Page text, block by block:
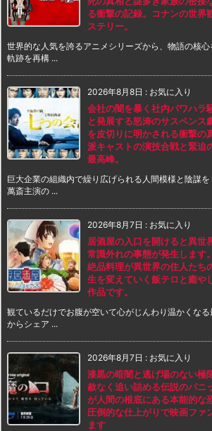
る衝撃の記録。コナンの世界
ステリー。
世界的な人気を誇るアニメシリーズから、物語の核
軌跡を再構 ...
2026年8月8日 : お気に入り
会社の闇を暴く社内パワハラ
と発展する怒涛のサスペンス
を皮切りに明かされる衝撃の
派キャストの演技合戦と緊迫
最高峰。
巨大企業の組織内で繰り広げられる人間模様と陰謀
萬斎主演の ...
2026年8月7日 : お気に入り
居酒屋の入口を開けると異世
常識外れの事態が発生します
絶品料理が異世界の住人たち
生を変えていく飯テロと癒や
作品です。
観ているだけでお腹が空いて心がじんわり温かくな
からシェア ...
2026年8月7日 : お気に入り
漆黒の暗闇と逃げ場のない極
赦なく追い詰める伝説のパニ
が人間の根底にある本能的な
圧倒的な仕上がりで映画ファ
ます